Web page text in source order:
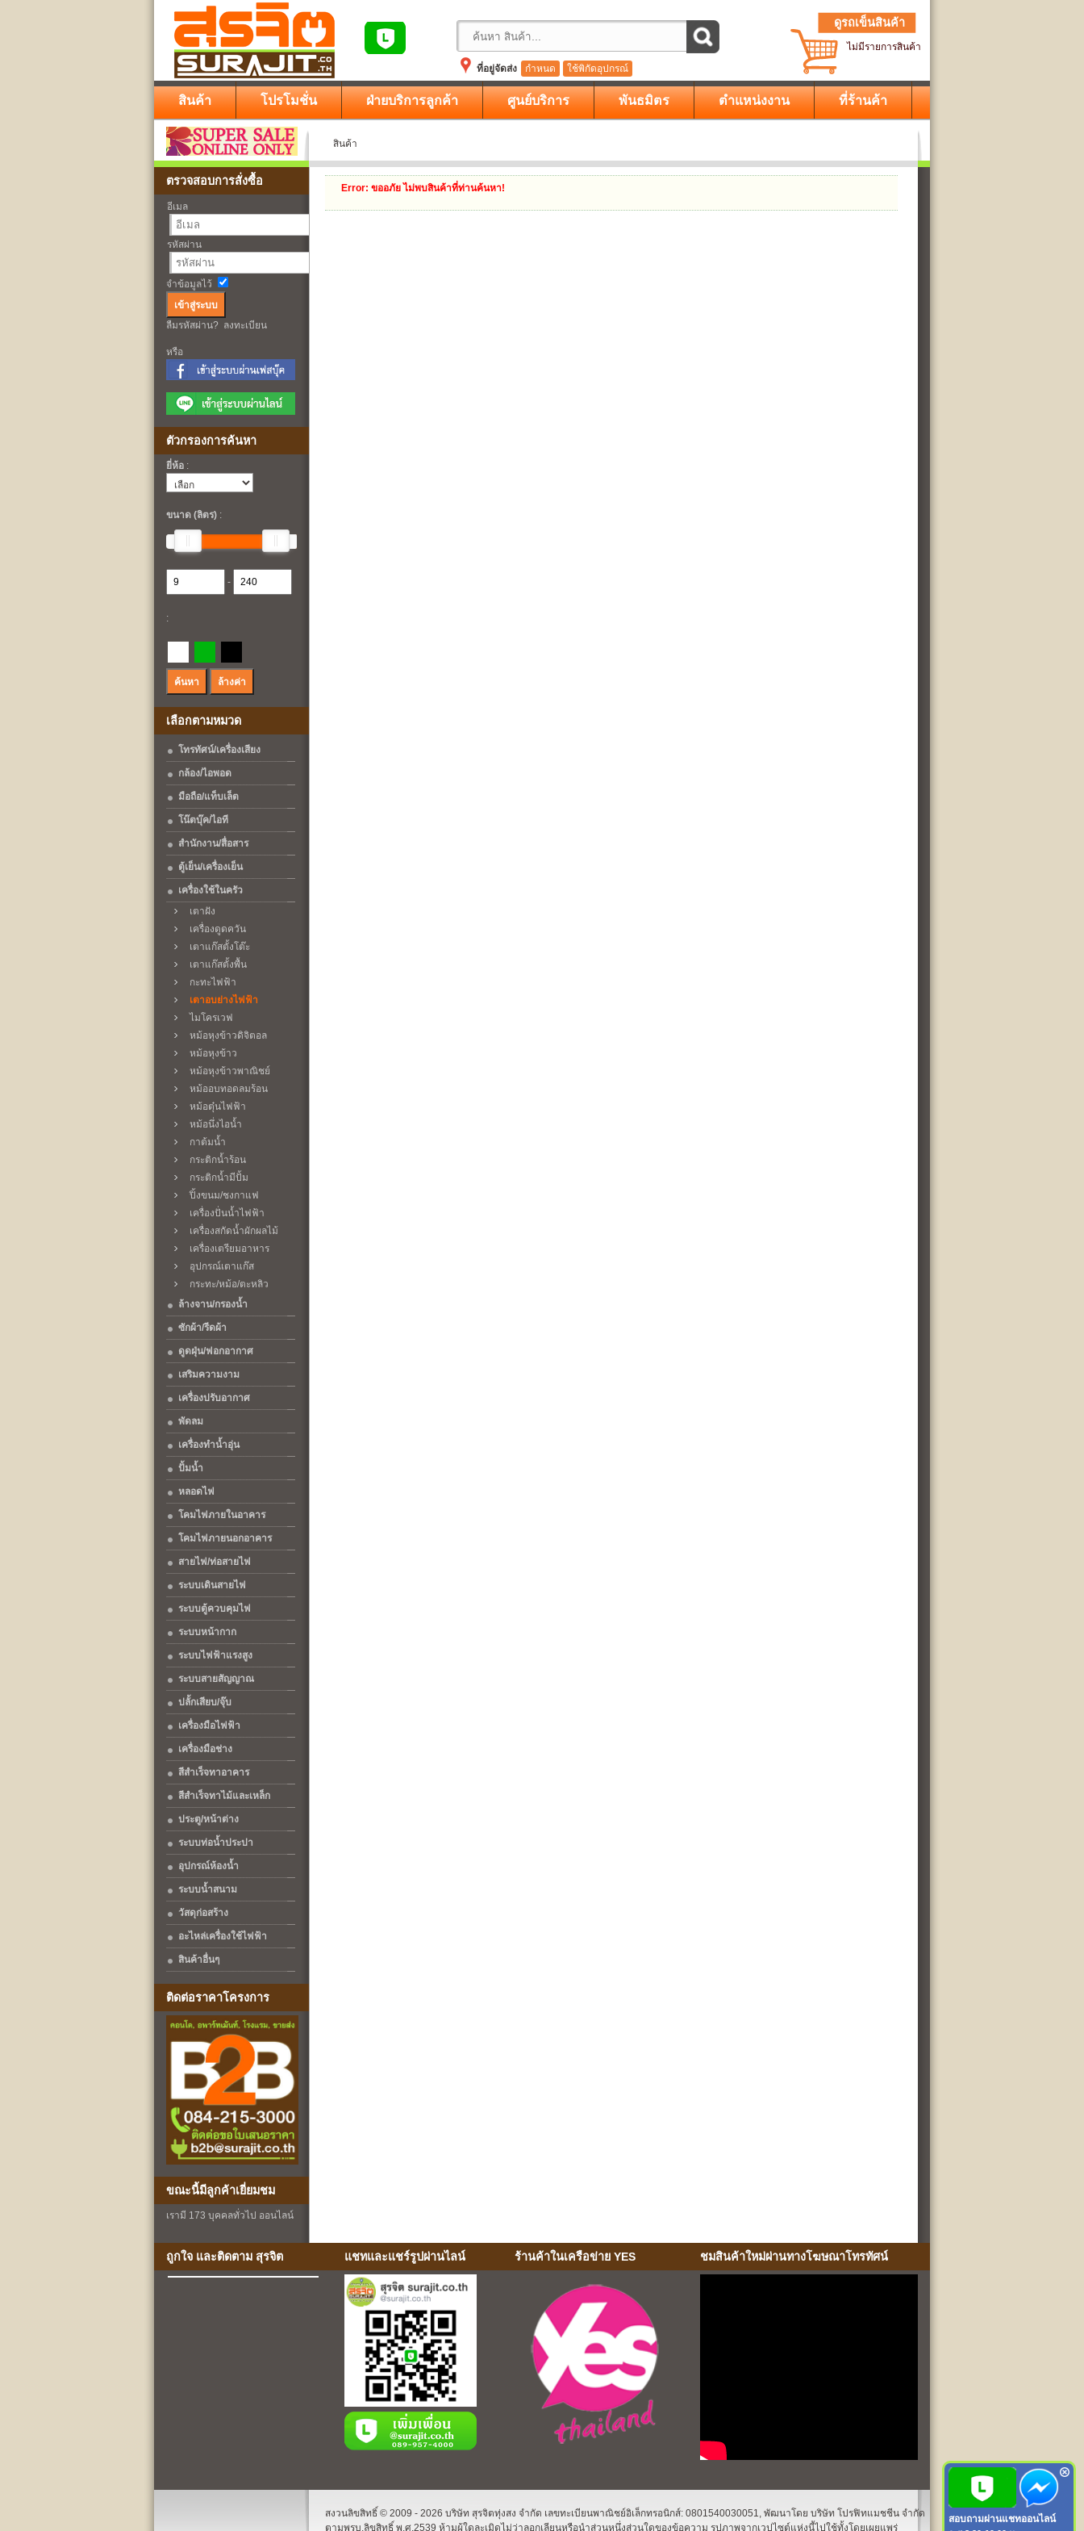
ดูรถเข็นสินค้า
ไม่มีรายการสินค้า
ที่อยู่จัดส่ง
กำหนด ใช้พิกัดอุปกรณ์
สินค้า โปรโมชั่น ฝ่ายบริการลูกค้า ศูนย์บริการ พันธมิตร ตำแหน่งงาน ที่ร้านค้า
สินค้า
Error: ขออภัย ไม่พบสินค้าที่ท่านค้นหา!
ตรวจสอบการสั่งซื้อ
อีเมล
รหัสผ่าน
จำข้อมูลไว้
ลืมรหัสผ่าน? ลงทะเบียน
หรือ
ตัวกรองการค้นหา
ยี่ห้อ :
ขนาด (ลิตร) :
-
:
เลือกตามหมวด
โทรทัศน์/เครื่องเสียง
กล้อง/ไอพอด
มือถือ/แท็บเล็ต
โน๊ตบุ๊ค/ไอที
สำนักงาน/สื่อสาร
ตู้เย็น/เครื่องเย็น
เครื่องใช้ในครัว
เตาฝัง
เครื่องดูดควัน
เตาแก๊สตั้งโต๊ะ
เตาแก๊สตั้งพื้น
กะทะไฟฟ้า
เตาอบย่างไฟฟ้า
ไมโครเวฟ
หม้อหุงข้าวดิจิตอล
หม้อหุงข้าว
หม้อหุงข้าวพาณิชย์
หม้ออบทอดลมร้อน
หม้อตุ๋นไฟฟ้า
หม้อนึ่งไอน้ำ
กาต้มน้ำ
กระติกน้ำร้อน
กระติกน้ำมีปั้ม
ปิ้งขนม/ชงกาแฟ
เครื่องปั่นน้ำไฟฟ้า
เครื่องสกัดน้ำผักผลไม้
เครื่องเตรียมอาหาร
อุปกรณ์เตาแก๊ส
กระทะ/หม้อ/ตะหลิว
ล้างจาน/กรองน้ำ
ซักผ้า/รีดผ้า
ดูดฝุ่น/ฟอกอากาศ
เสริมความงาม
เครื่องปรับอากาศ
พัดลม
เครื่องทำน้ำอุ่น
ปั้มน้ำ
หลอดไฟ
โคมไฟภายในอาคาร
โคมไฟภายนอกอาคาร
สายไฟ/ท่อสายไฟ
ระบบเดินสายไฟ
ระบบตู้ควบคุมไฟ
ระบบหน้ากาก
ระบบไฟฟ้าแรงสูง
ระบบสายสัญญาณ
ปลั้กเสียบ/จุ๊บ
เครื่องมือไฟฟ้า
เครื่องมือช่าง
สีสำเร็จทาอาคาร
สีสำเร็จทาไม้และเหล็ก
ประตู/หน้าต่าง
ระบบท่อน้ำประปา
อุปกรณ์ห้องน้ำ
ระบบน้ำสนาม
วัสดุก่อสร้าง
อะไหล่เครื่องใช้ไฟฟ้า
สินค้าอื่นๆ
ติดต่อราคาโครงการ
ขณะนี้มีลูกค้าเยี่ยมชม
เรามี 173 บุคคลทั่วไป ออนไลน์
ถูกใจ และติดตาม สุรจิต แชทและแชร์รูปผ่านไลน์ ร้านค้าในเครือข่าย YES ชมสินค้าใหม่ผ่านทางโฆษณาโทรทัศน์
สงวนลิขสิทธิ์ © 2009 - 2026 บริษัท สุรจิตทุ่งสง จำกัด เลขทะเบียนพาณิชย์อิเล็กทรอนิกส์: 0801540030051, พัฒนาโดย บริษัท โปรฟิทแมชชีน จำกัด
ตามพรบ.ลิขสิทธิ์ พ.ศ.2539 ห้ามผู้ใดละเมิดไม่ว่าลอกเลียนหรือนำส่วนหนึ่งส่วนใดของข้อความ รูปภาพจากเวปไซต์แห่งนี้ไปใช้ทั้งโดยเผยแพร่
สอบถามผ่านแชทออนไลน์